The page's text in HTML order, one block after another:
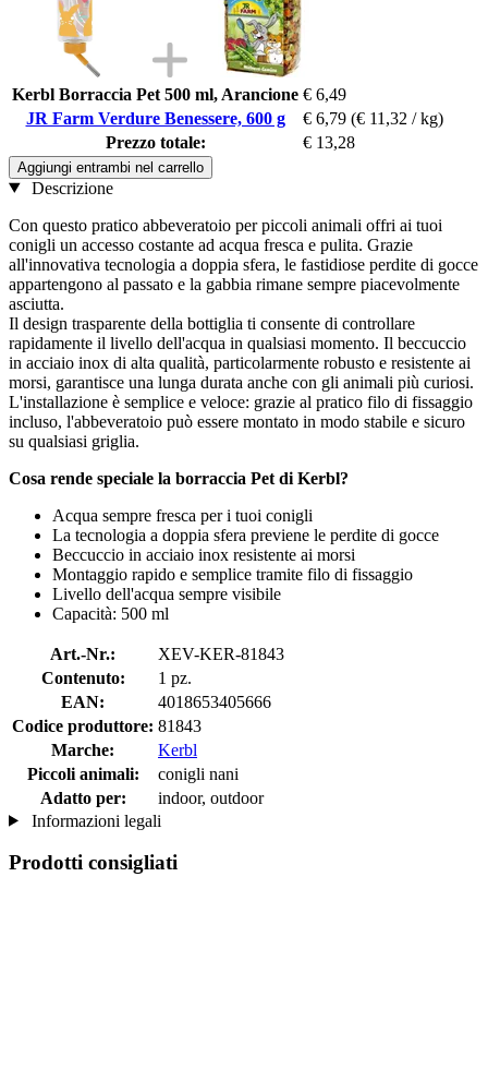
Kerbl Borraccia Pet 500 ml, Arancione € 6,49
JR Farm Verdure Benessere, 600 g
€ 6,79 (€ 11,32 / kg)
Prezzo totale:
€ 13,28
Aggiungi entrambi nel carrello
Descrizione
Con questo pratico abbeveratoio per piccoli animali offri ai tuoi
conigli un accesso costante ad acqua fresca e pulita. Grazie
all'innovativa tecnologia a doppia sfera, le fastidiose perdite di gocce
appartengono al passato e la gabbia rimane sempre piacevolmente
asciutta.
Il design trasparente della bottiglia ti consente di controllare
rapidamente il livello dell'acqua in qualsiasi momento. Il beccuccio
in acciaio inox di alta qualità, particolarmente robusto e resistente ai
morsi, garantisce una lunga durata anche con gli animali più curiosi.
L'installazione è semplice e veloce: grazie al pratico filo di fissaggio
incluso, l'abbeveratoio può essere montato in modo stabile e sicuro
su qualsiasi griglia.
Cosa rende speciale la borraccia Pet di Kerbl?
Acqua sempre fresca per i tuoi conigli
La tecnologia a doppia sfera previene le perdite di gocce
Beccuccio in acciaio inox resistente ai morsi
Montaggio rapido e semplice tramite filo di fissaggio
Livello dell'acqua sempre visibile
Capacità: 500 ml
Art.-Nr.:
XEV-KER-81843
Contenuto:
1 pz.
EAN:
4018653405666
Codice produttore: 81843
Marche:
Kerbl
Piccoli animali:
conigli nani
Adatto per:
indoor, outdoor
Informazioni legali
Prodotti consigliati